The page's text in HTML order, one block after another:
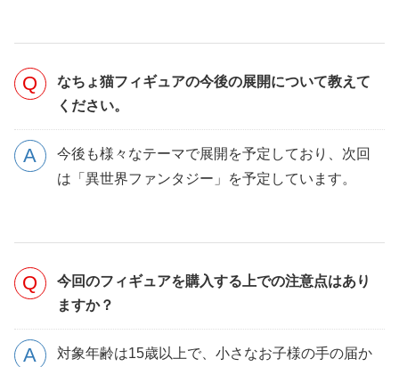
なちょ猫フィギュアの今後の展開について教えて
ください。
今後も様々なテーマで展開を予定しており、次回
は「異世界ファンタジー」を予定しています。
今回のフィギュアを購入する上での注意点はあり
ますか？
対象年齢は15歳以上で、小さなお子様の手の届か